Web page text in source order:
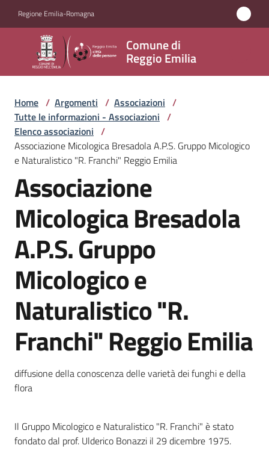
Regione Emilia-Romagna
Comune di
Reggio Emilia
Comune
di
Reggio
Emilia
Amministrazione
Servizi
Novità
Vivere
Reggio
Emilia
Tutti
gli
argomenti
Menu selezionato
u
r
Home / Argomenti / Associazioni /
Tutte le informazioni - Associazioni /
Elenco associazioni /
Associazione Micologica Bresadola A.P.S. Gruppo Micologico
e Naturalistico "R. Franchi" Reggio Emilia
Associazione
Micologica Bresadola
A.P.S. Gruppo
Micologico e
Naturalistico "R.
Franchi" Reggio Emilia
diffusione della conoscenza delle varietà dei funghi e della
flora
Il Gruppo Micologico e Naturalistico "R. Franchi" è stato
fondato dal prof. Ulderico Bonazzi il 29 dicembre 1975.